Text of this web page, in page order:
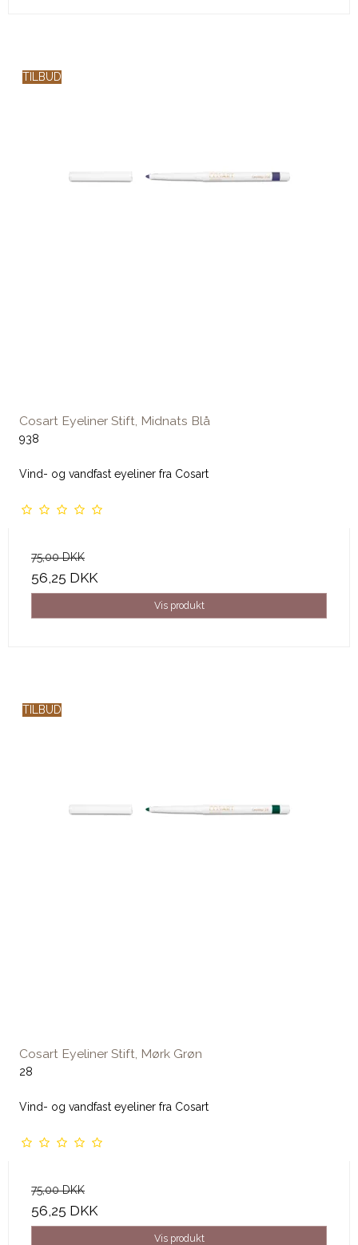
TILBUD
Cosart Eyeliner Stift, Midnats Blå
938
Vind- og vandfast eyeliner fra Cosart
75,00 DKK
56,25 DKK
Vis produkt
TILBUD
Cosart Eyeliner Stift, Mørk Grøn
28
Vind- og vandfast eyeliner fra Cosart
75,00 DKK
56,25 DKK
Vis produkt